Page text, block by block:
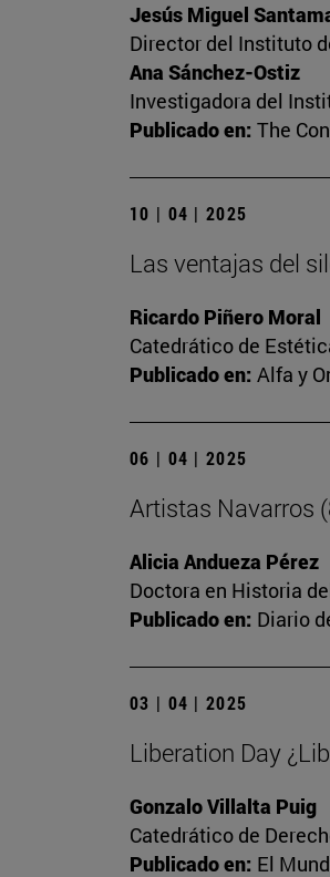
Jesús Miguel
Director del Instituto
Ana Sánchez-Ostiz
Investigadora del
Publicado en: The
10 | 04 | 2025
Las ventajas del
Ricardo Piñero Moral
Catedrático de
Publicado en: Alfa y
06 | 04 | 2025
Artistas Navarros
Alicia Andueza Pérez
Doctora en Historia
Publicado en: Diario
03 | 04 | 2025
Liberation Day
Gonzalo Villalta Puig
Catedrático de
Publicado en: El